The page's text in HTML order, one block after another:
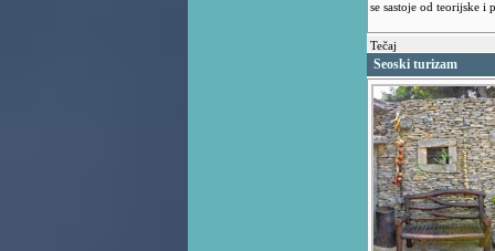
se sastoje od teorijske i
Tečaj
Seoski turizam